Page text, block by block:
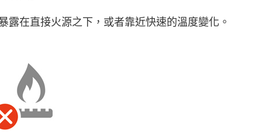
露在直接火源之下，或者靠近快速的溫度變化。